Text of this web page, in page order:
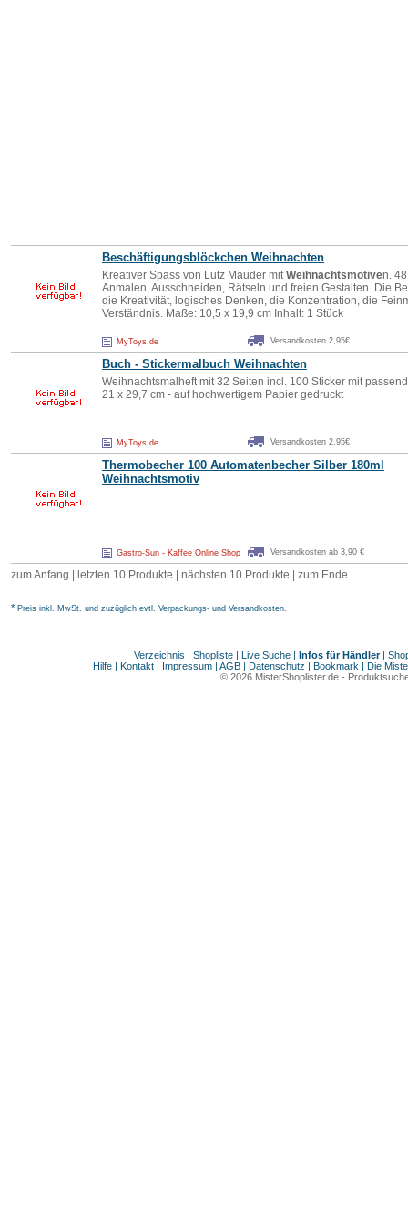
Beschäftigungsblöckchen Weihnachten
Kreativer Spass von Lutz Mauder mitWeihnachtsmotiven.
Anmalen, Ausschneiden, Rätseln und freien Gestalten. Die
die Kreativität, logisches Denken, die Konzentration, die
Verständnis. Maße: 10,5 x 19,9 cm Inhalt: 1 Stück
MyToys.de Versandkosten 2,95€
Buch - Stickermalbuch Weihnachten
Weihnachtsmalheft mit 32 Seiten incl. 100 Sticker mit
21 x 29,7 cm - auf hochwertigem Papier gedruckt
MyToys.de Versandkosten 2,95€
Thermobecher 100 Automatenbecher Silber 180ml
Weihnachtsmotiv
Gastro-Sun - Kaffee Online Shop Versandkosten ab 3,90 €
zum Anfang | letzten 10 Produkte | nächsten 10 Produkte zum Ende
* Preis inkl. MwSt. und zuzüglich evtl. Verpackungs- und Versandkosten.
Verzeichnis | Shopliste| Live Suche| Infos für Händler|
Hilfe | Kontakt | Impressum | AGB | Datenschutz | Bookmark | Die
© 2026 MisterShoplister.de-